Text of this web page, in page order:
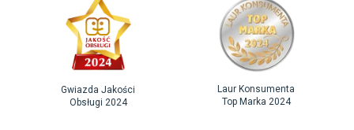
Gwiazda Jakości
Obsługi 2024
Laur Konsumenta
Top Marka 2024